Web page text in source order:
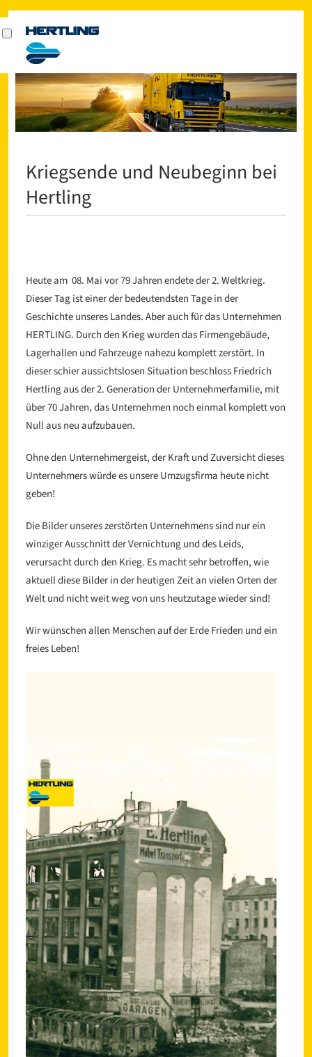
Kriegsende und Neubeginn bei
Hertling
Heute am 08. Mai vor 79 Jahren endete der 2. Weltkrieg.
Dieser Tag ist einer der bedeutendsten Tage in der
Geschichte unseres Landes. Aber auch für das Unternehmen
HERTLING. Durch den Krieg wurden das Firmengebäude,
Lagerhallen und Fahrzeuge nahezu komplett zerstört. In
dieser schier aussichtslosen Situation beschloss Friedrich
Hertling aus der 2. Generation der Unternehmerfamilie, mit
über 70 Jahren, das Unternehmen noch einmal komplett von
Null aus neu aufzubauen.
Ohne den Unternehmergeist, der Kraft und Zuversicht dieses
Unternehmers würde es unsere Umzugsfirma heute nicht
geben!
Die Bilder unseres zerstörten Unternehmens sind nur ein
winziger Ausschnitt der Vernichtung und des Leids,
verursacht durch den Krieg. Es macht sehr betroffen, wie
aktuell diese Bilder in der heutigen Zeit an vielen Orten der
Welt und nicht weit weg von uns heutzutage wieder sind!
Wir wünschen allen Menschen auf der Erde Frieden und ein
freies Leben!